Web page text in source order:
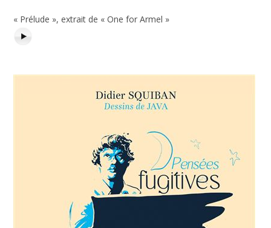
« Prélude », extrait de « One for Armel »